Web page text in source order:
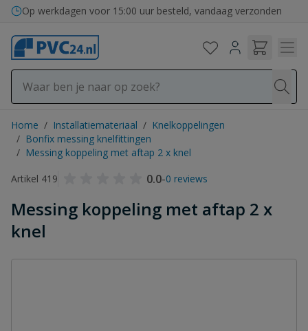
Ga naar de inhoud
Op werkdagen voor 15:00 uur besteld, vandaag verzonden
Home / Installatiemateriaal / Knelkoppelingen
/ Bonfix messing knelfittingen
/ Messing koppeling met aftap 2 x knel
Artikel 419
0.0-0 reviews
Messing koppeling met aftap 2 x
knel